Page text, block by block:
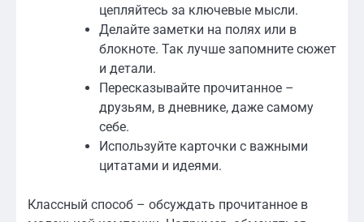
цепляйтесь за ключевые мысли.
Делайте заметки на полях или в
блокноте. Так лучше запомните сюжет
и детали.
Пересказывайте прочитанное –
друзьям, в дневнике, даже самому
себе.
Используйте карточки с важными
цитатами и идеями.
Классный способ – обсуждать прочитанное в